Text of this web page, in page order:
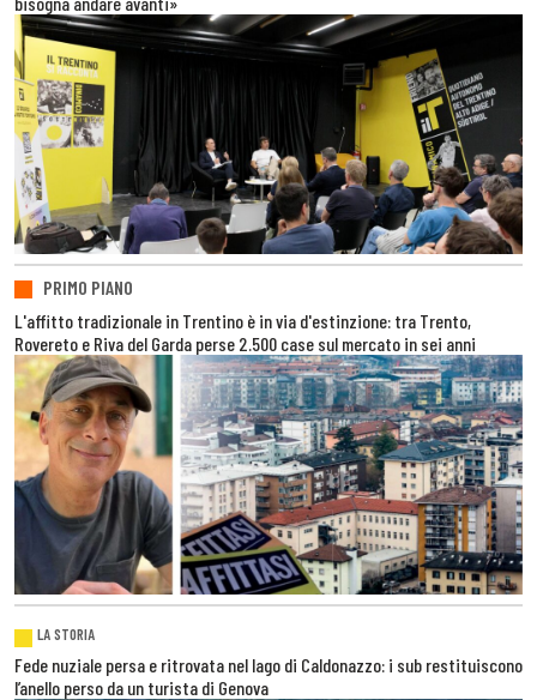
PRIMO PIANO
L'affitto tradizionale in Trentino è in via d'estinzione: tra Trento,
Rovereto e Riva del Garda perse 2.500 case sul mercato in sei anni
LA STORIA
Fede nuziale persa e ritrovata nel lago di Caldonazzo: i sub restituiscono
l’anello perso da un turista di Genova